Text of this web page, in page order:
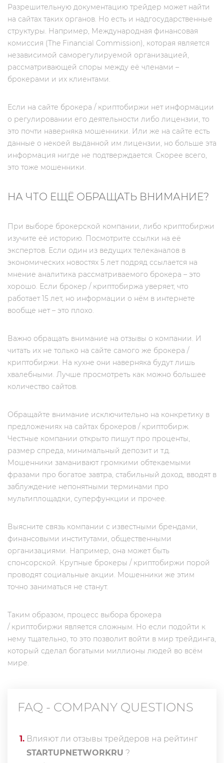
Разрешительную документацию трейдер может найти
на сайтах таких органов. Но есть и надгосударственные
структуры. Например, Международная финансовая
комиссия (The Financial Commission), которая является
независимой саморегулируемой организацией,
рассматривающей споры между её членами –
брокерами и их клиентами.
Если на сайте брокера / криптобиржи нет информации
о регулировании его деятельности либо лицензии, то
это почти наверняка мошенники. Или же на сайте есть
данные о некоей выданной им лицензии, но больше эта
информация нигде не подтверждается. Скорее всего,
это тоже мошенники.
НА ЧТО ЕЩЁ ОБРАЩАТЬ ВНИМАНИЕ?
При выборе брокерской компании, либо криптобиржи
изучите её историю. Посмотрите ссылки на её
экспертов. Если один из ведущих телеканалов в
экономических новостях 5 лет подряд ссылается на
мнение аналитика рассматриваемого брокера – это
хорошо. Если брокер / криптобиржа уверяет, что
работает 15 лет, но информации о нём в интернете
вообще нет – это плохо.
Важно обращать внимание на отзывы о компании. И
читать их не только на сайте самого же брокера /
криптобиржи. На кухне они наверняка будут лишь
хвалебными. Лучше просмотреть как можно большее
количество сайтов.
Обращайте внимание исключительно на конкретику в
предложениях на сайтах брокеров / криптобирж.
Честные компании открыто пишут про проценты,
размер спреда, минимальный депозит и т.д.
Мошенники заманивают громкими обтекаемыми
фразами про богатое завтра, стабильный доход, вводят в
заблуждение непонятными терминами про
мультиплощадки, суперфункции и прочее.
Выясните связь компании с известными брендами,
финансовыми институтами, общественными
организациями. Например, она может быть
спонсорской. Крупные брокеры / криптобиржи порой
проводят социальные акции. Мошенники же этим
точно заниматься не станут.
Таким образом, процесс выбора брокера
/ криптобиржи является сложным. Но если подойти к
нему тщательно, то это позволит войти в мир трейдинга,
который сделал богатыми миллионы людей во всём
мире.
FAQ - COMPANY QUESTIONS
1. Влияют ли отзывы трейдеров на рейтинг
STARTUPNETWORKRU ?